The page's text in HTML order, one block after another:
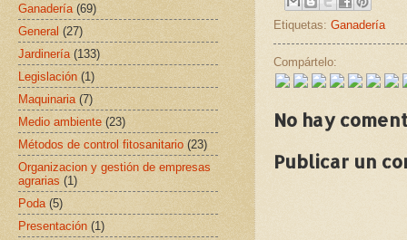
Etiquetas: Ganadería
Compártelo:
No hay
Publicar un
Ganadería (69)
General (27)
Jardinería (133)
Legislación (1)
Maquinaria (7)
Medio ambiente (23)
Métodos de control fitosanitario (23)
Organizacion y gestión de empresas
agrarias (1)
Poda (5)
Presentación (1)